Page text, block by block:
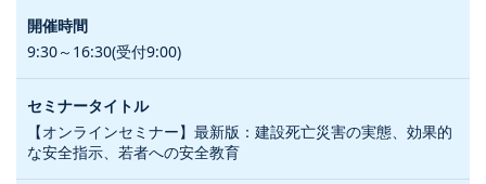
9:30～16:30(受付9:00)
【オンラインセミナー】最新版：建設死亡災害の実態、効果的
な安全指示、若者への安全教育